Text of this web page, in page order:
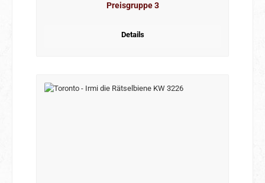
Preisgruppe 3
Details